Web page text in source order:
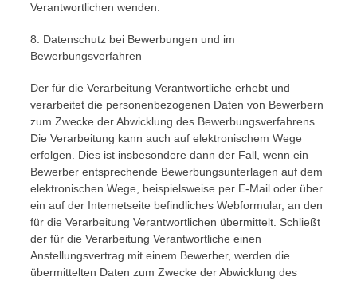
Verantwortlichen wenden.
8. Datenschutz bei Bewerbungen und im
Bewerbungsverfahren
Der für die Verarbeitung Verantwortliche erhebt und
verarbeitet die personenbezogenen Daten von Bewerbern
zum Zwecke der Abwicklung des Bewerbungsverfahrens.
Die Verarbeitung kann auch auf elektronischem Wege
erfolgen. Dies ist insbesondere dann der Fall, wenn ein
Bewerber entsprechende Bewerbungsunterlagen auf dem
elektronischen Wege, beispielsweise per E-Mail oder über
ein auf der Internetseite befindliches Webformular, an den
für die Verarbeitung Verantwortlichen übermittelt. Schließt
der für die Verarbeitung Verantwortliche einen
Anstellungsvertrag mit einem Bewerber, werden die
übermittelten Daten zum Zwecke der Abwicklung des